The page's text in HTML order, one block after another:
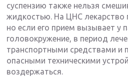
суспензию также нельзя
жидкостью. На ЦНС лекарство
но если его прием вызывает у
головокружение, в период
транспортными средствами и
опасными техническими
воздержаться.